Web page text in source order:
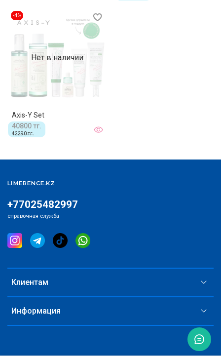
Нет в наличии
-4%
Axis-Y Set
40800 тг.
42290 тг.
Клиентам
Информация
+77025482997
справочная служба
LIMERENCE.KZ